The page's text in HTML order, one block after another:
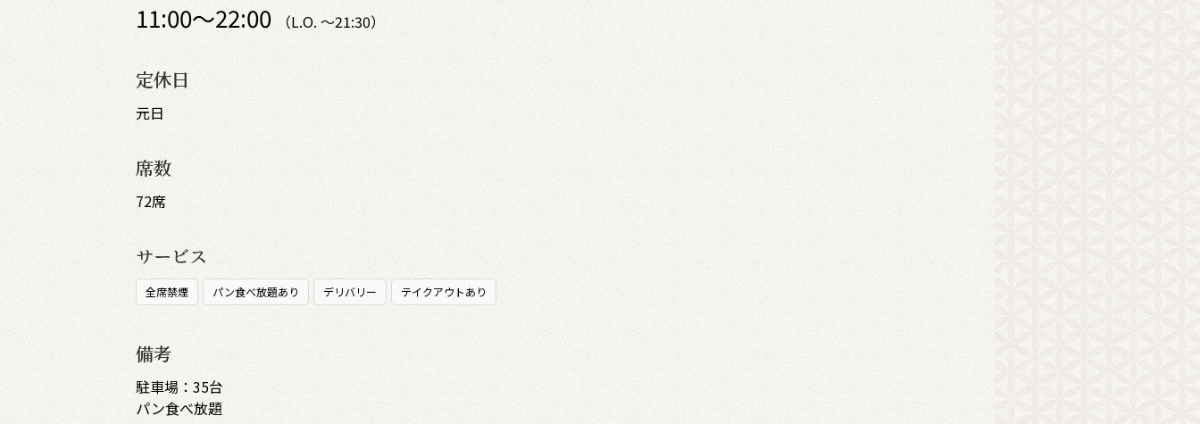
11:00～22:00 （L.O. ～21:30）
定休日
元日
席数
72席
サービス
全席禁煙 パン食べ放題あり デリバリー テイクアウトあり
備考
駐車場：35台
パン食べ放題